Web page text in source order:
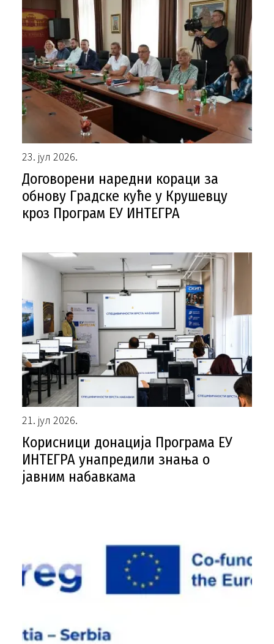
23. јул 2026.
Договорени наредни кораци за
обнову Градске куће у Крушевцу
кроз Програм ЕУ ИНТЕГРА
21. јул 2026.
Корисници донација Програма ЕУ
ИНТЕГРА унапредили знања о
јавним набавкама